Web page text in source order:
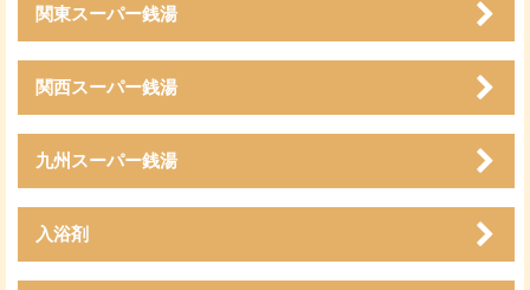
関東スーパー銭湯
関西スーパー銭湯
九州スーパー銭湯
入浴剤